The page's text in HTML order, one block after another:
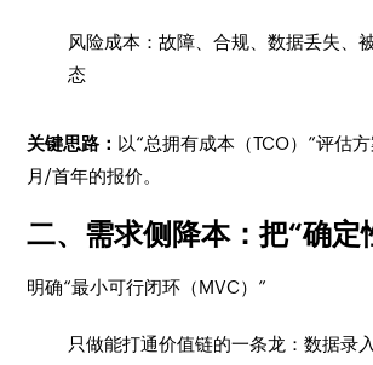
风险成本：故障、合规、数据丢失、
态
关键思路： 以“总拥有成本（TCO）”评估
月/首年的报价。
二、需求侧降本：把“确定
明确“最小可行闭环（MVC）”
只做能打通价值链的一条龙：数据